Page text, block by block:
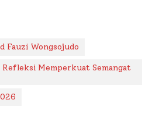
Fauzi Wongsojudo
Refleksi Memperkuat Semangat